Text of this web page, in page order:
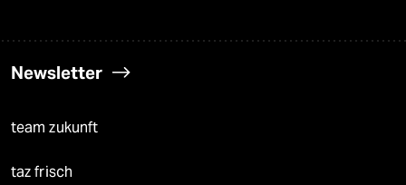
Newsletter
team zukunft
taz frisch